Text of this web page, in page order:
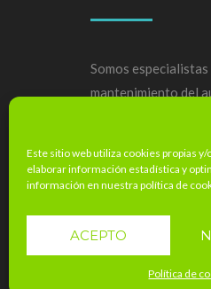
Este sitio web utiliza cookies propias
elaborar información estadística y
información en nuestra política de
ACEPTO
Política de
Somos
mantenimiento del